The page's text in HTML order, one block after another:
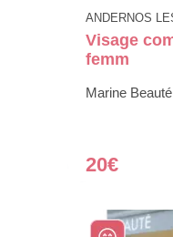
ANDERNOS
Visage
femm
Marine Beauté
20€